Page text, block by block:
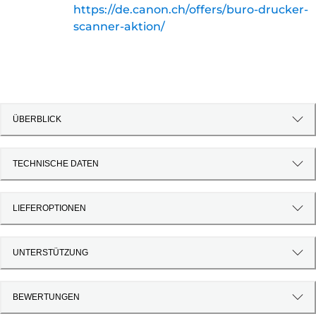
https://de.canon.ch/offers/buro-drucker-
scanner-aktion/
ÜBERBLICK
TECHNISCHE DATEN
LIEFEROPTIONEN
UNTERSTÜTZUNG
BEWERTUNGEN